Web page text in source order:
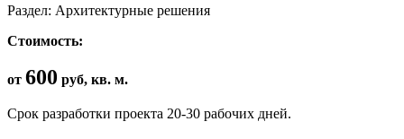
Раздел: Архитектурные решения
Стоимость:
от 600 руб, кв. м.
Срок разработки проекта 20-30 рабочих дней.